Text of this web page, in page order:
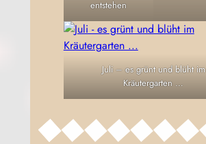
entstehen
Juli – es grünt und blüht im
Kräutergarten …